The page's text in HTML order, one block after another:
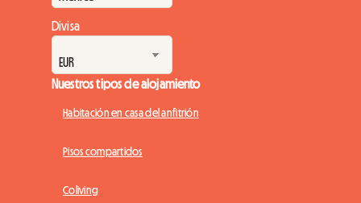
Divisa
Nuestros tipos de alojamiento
Habitación en casa del anfitrión
Pisos compartidos
Coliving